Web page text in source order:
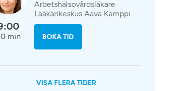
min
Arbetshälsovårdsläkare
Lääkärikeskus Aava Kamppi
BOKA TID
VISA FLERA TIDER